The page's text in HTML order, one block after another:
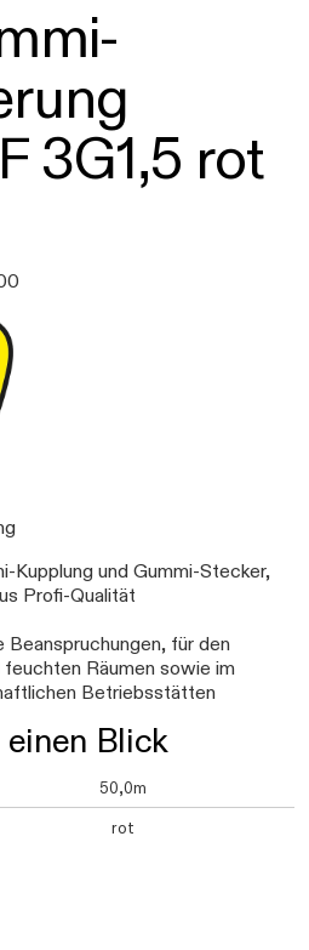
3G1,5 rot
Kupplung und Gummi-Stecker,
Profi-Qualität
für den
Räumen sowie im
Betriebsstätten
Blick
50,0m
rot